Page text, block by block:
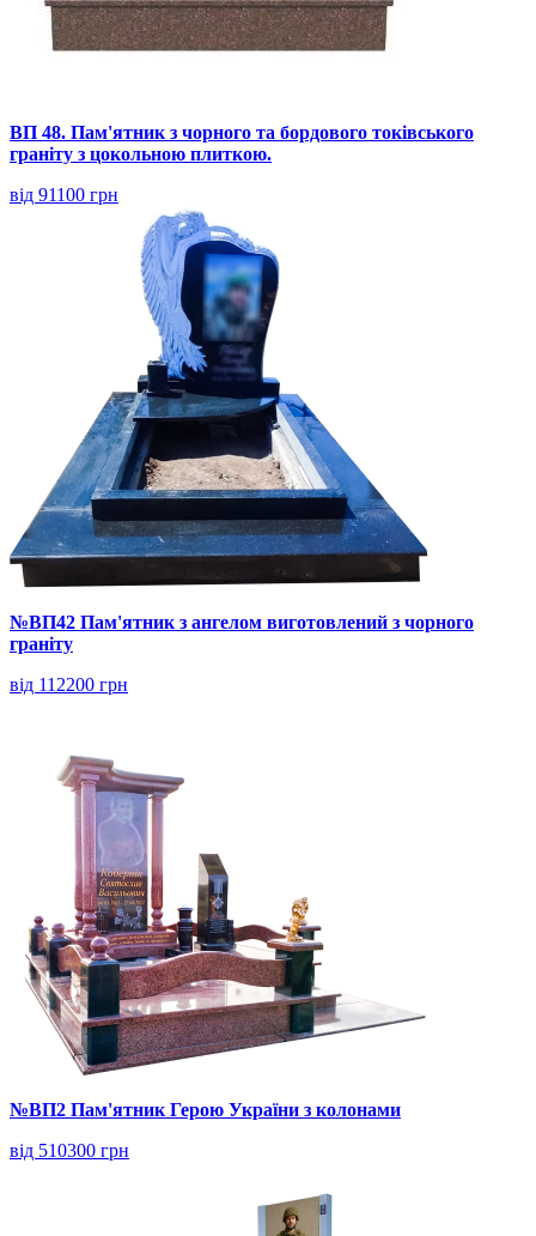
ВП 48. Пам'ятник з чорного та бордового токівського
граніту з цокольною плиткою.
від 91100 грн
№ВП42 Пам'ятник з ангелом виготовлений з чорного
граніту
від 112200 грн
№ВП2 Пам'ятник Герою України з колонами
від 510300 грн